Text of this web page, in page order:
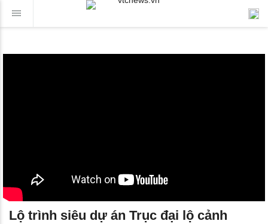
Lộ trình siêu dự án Trục đại lộ cảnh